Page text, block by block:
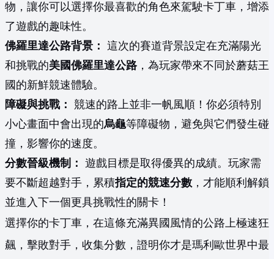
物，讓你可以選擇你最喜歡的角色來駕駛卡丁車，增添
了遊戲的趣味性。
佛羅里達公路背景： 這次的賽道背景設定在充滿陽光
和挑戰的美國佛羅里達公路，為玩家帶來不同於蘑菇王
國的新鮮競速體驗。
障礙與挑戰： 競速的路上並非一帆風順！你必須特別
小心畫面中會出現的烏龜等障礙物，避免與它們發生碰
撞，影響你的速度。
分數晉級機制： 遊戲目標是取得優異的成績。玩家需
要不斷超越對手，累積指定的競速分數 ，才能順利解鎖
並進入下一個更具挑戰性的關卡！
選擇你的卡丁車，在這條充滿異國風情的公路上極速狂
飆，擊敗對手，收集分數，證明你才是瑪利歐世界中最